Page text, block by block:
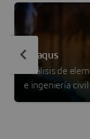
Abaqus
Análisis de
e ingeniería civil